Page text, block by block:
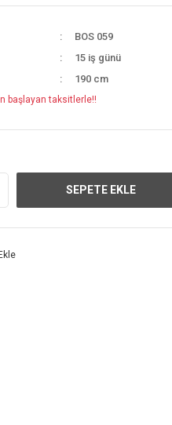
BOS 059
15 iş günü
190 cm
başlayan taksitlerle!!
SEPETE EKLE